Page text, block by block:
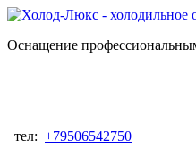
Оснащение
тел: +79506542750